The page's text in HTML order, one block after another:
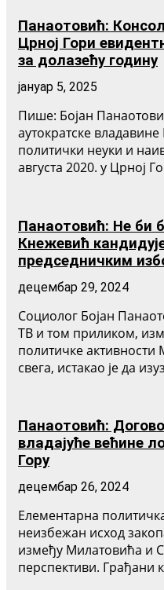
Панаотовић:
Црној Гори
за долазећу годину
јануар 5, 2025
Пише: Бојан
аутократске
политички неуки и
августа 2020. у Црној
Панаотовић: Не би
Кнежевић
председничким
децембар 29, 2024
Социолог Бојан
ТВ и том приликом,
политичке
свега, истакао је да
Панаотовић:
владајуће већине
Гору
децембар 26, 2024
Елементарна
неизбежан исход
између Милатовића и
перспективи. Грађани